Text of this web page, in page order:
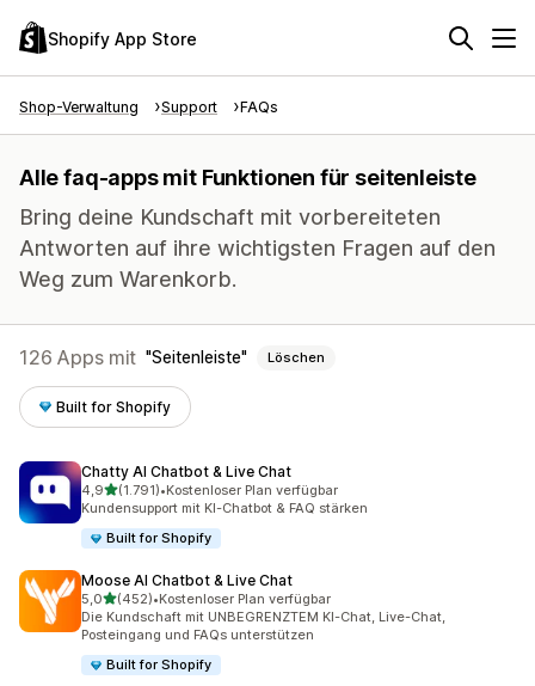
Shopify App Store
Shop-Verwaltung Support FAQs
Alle faq-apps mit Funktionen für seitenleiste
Bring deine Kundschaft mit vorbereiteten
Antworten auf ihre wichtigsten Fragen auf den
Weg zum Warenkorb.
126 Apps mit Seitenleiste Löschen
Built for Shopify
Chatty AI Chatbot & Live Chat
4,9von 5 Sternen
(1.791)
1791 Rezensionen insgesamt
•Kostenloser Plan verfügbar
Kundensupport mit KI-Chatbot & FAQ stärken
Built for Shopify
Moose AI Chatbot & Live Chat
5,0von 5 Sternen
(452)
452 Rezensionen insgesamt
•Kostenloser Plan verfügbar
Die Kundschaft mit UNBEGRENZTEM KI-Chat, Live-Chat,
Posteingang und FAQs unterstützen
Built for Shopify